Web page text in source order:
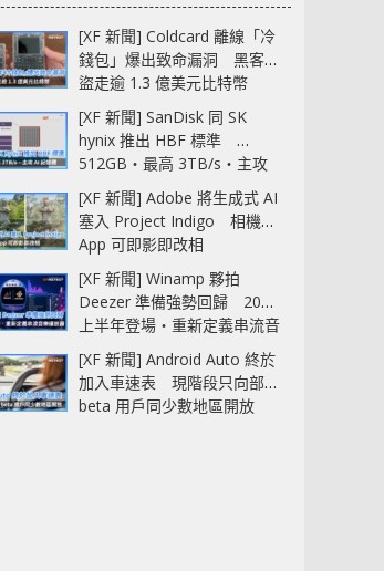
[XF 新聞] Coldcard 離線「冷
錢包」爆出致命漏洞 黑客已
盜走逾 1.3 億美元比特幣
[XF 新聞] SanDisk 同 SK
hynix 推出 HBF 標準
512GB‧最高 3TB/s‧主攻
AI 記憶體
[XF 新聞] Adobe 將生成式 AI
塞入 Project Indigo 相機
App 可即影即改相
[XF 新聞] Winamp 夥拍
Deezer 準備強勢回歸 2027
上半年登場‧重新定義串流音
樂播放器
[XF 新聞] Android Auto 終於
加入車速表 現階段只向部分
beta 用戶同少數地區開放